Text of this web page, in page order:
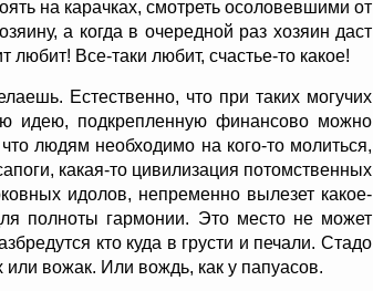
на карачках, смотреть осоловевшими от
а когда в очередной раз хозяин даст
любит! Все-таки любит, счастье-то какое!
Естественно, что при таких могучих
идею, подкрепленную финансово можно
людям необходимо на кого-то молиться,
какая-то цивилизация потомственных
идолов, непременно вылезет какое-
полноты гармонии. Это место не может
кто куда в грусти и печали. Стадо
или вожак. Или вождь, как у папуасов.